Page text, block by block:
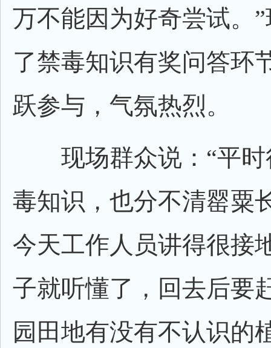
万不能因为好奇尝试。
了禁毒知识有奖问答环
跃参与，气氛热烈。
现场群众说：“平时
毒知识，也分不清罂粟
今天工作人员讲得很接
子就听懂了，回去后要
园田地有没有不认识的